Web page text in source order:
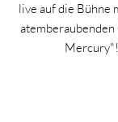
live auf die Bühne
Mercury"!